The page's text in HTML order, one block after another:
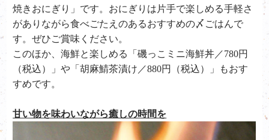
焼きおにぎり」です。おにぎりは片手で楽しめる手軽さ
がありながら食べごたえのあるおすすめの〆ごはんで
す。ぜひご賞味ください。
このほか、海鮮と楽しめる「磯っこミニ海鮮丼／780円
（税込）」や「胡麻鯖茶漬け／880円（税込）」もおす
すめです。
甘い物を味わいながら癒しの時間を